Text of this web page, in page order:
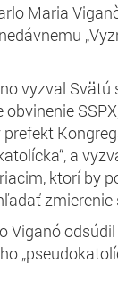
Maria
vyzval Svätú
obvinenie
prefekt
a
ktorí by
zmierenie
Viganó